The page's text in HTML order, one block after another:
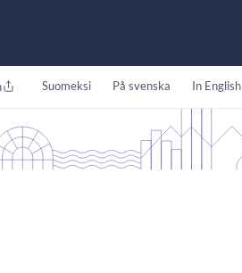
Suomeksi På svenska In English